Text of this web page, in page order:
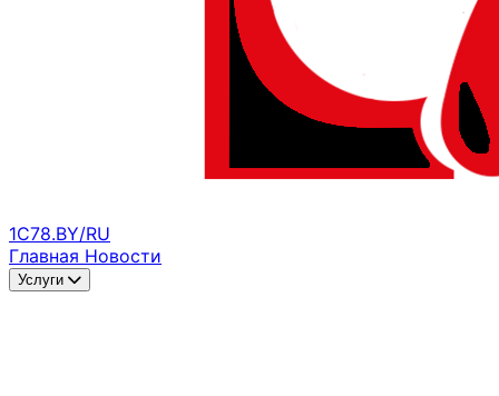
1C78.BY/RU
Главная Новости
Услуги